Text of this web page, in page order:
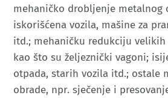
mehaničko drobljenje metalnog
iskorišćena vozila, mašine za
itd.; mehaničku redukciju velikih
kao što su željeznički vagoni;
otpada, starih vozila itd.; ostale
obrade, npr. sječenje i